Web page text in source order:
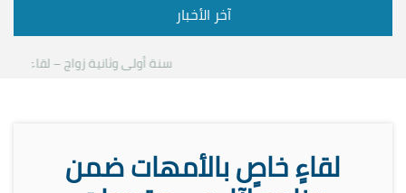
آخر الأخبار
سنة أولى وثانية زواج – لقاء مع
لقاءٍ خاصٍ بالأمهات ضمن